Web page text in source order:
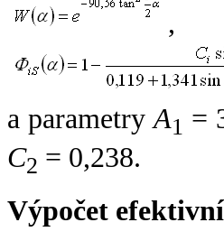
,
a parametryA1 =
C2 = 0,238.
Výpočet